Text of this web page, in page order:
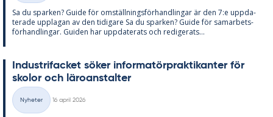
Sa du spar­ken? Guide för om­ställ­nings­för­hand­ling­ar är den 7:e upp­da­
te­ra­de upp­la­gan av den ti­di­ga­re Sa du spar­ken? Guide för sam­ar­bets­
för­hand­ling­ar. Gui­den har upp­da­te­ra­ts och re­di­ge­ra­ts...
In­du­stri­fac­ket sö­ker in­for­ma­törprak­ti­kan­ter för
sko­lor och läro­an­stal­ter
Kategorier
Nyheter
16 april 2026